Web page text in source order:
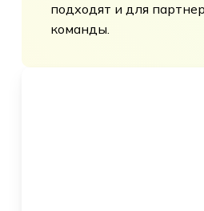
подходят и для
команды.